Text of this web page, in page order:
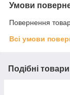
Умови
Повернення
Всі умови
Подібні